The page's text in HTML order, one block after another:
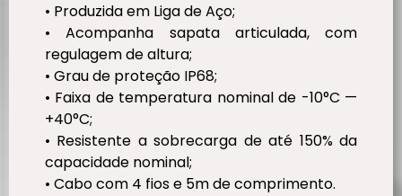
• Produzida em Liga de Aço;
• Acompanha sapata articulada, com
regulagem de altura;
• Grau de proteção IP68;
• Faixa de temperatura nominal de -10°C —
+40°C;
• Resistente a sobrecarga de até 150% da
capacidade nominal;
• Cabo com 4 fios e 5m de comprimento.